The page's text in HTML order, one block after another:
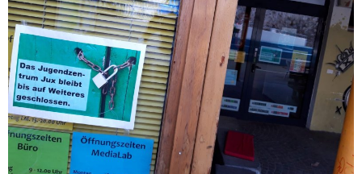
ORGANIZZAZIONE ASSOCIATIVA & COMUNICAZIONE
CONSULENZA & FORMAZIONE
QUALITÀ & SVILUPPO
CULTURA & MUSICA GIOVANILE